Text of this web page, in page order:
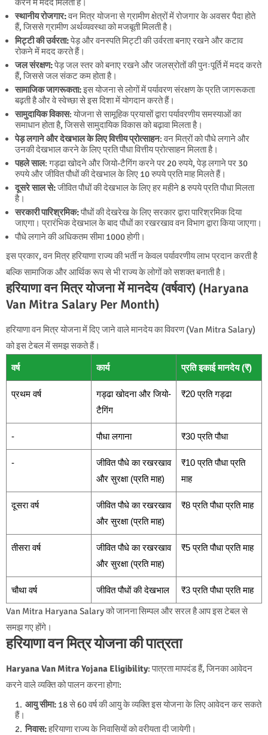
करने में मदद मिलती है।
स्थानीय रोजगार:वन मित्र योजना से ग्रामीण क्षेत्रों में रोजगार के अवसर पैदा होते
हैं, जिससे ग्रामीण अर्थव्यवस्था को मजबूती मिलती है।
मिट्टी की उर्वरता:पेड़ और वनस्पति मिट्टी की उर्वरता बनाए रखने और कटाव
रोकने में मदद करते हैं।
जल संरक्षण:पेड़ जल स्तर को बनाए रखने और जलस्रोतों की पुनःपूर्ति में मदद करते
हैं, जिससे जल संकट कम होता है।
सामाजिक जागरूकता:इस योजना से लोगों में पर्यावरण संरक्षण के प्रति जागरूकता
बढ़ती है और वे स्वेच्छा से इस दिशा में योगदान करते हैं।
सामुदायिक विकास: योजना से सामूहिक प्रयासों द्वारा पर्यावरणीय समस्याओं का
समाधान होता है, जिससे सामुदायिक विकास को बढ़ावा मिलता है।
पेड़ लगाने और देखभाल के लिए वित्तीय प्रोत्साहन: वन मित्रों को पौधे लगाने और
उनकी देखभाल करने के लिए प्रति पौधा वित्तीय प्रोत्साहन मिलता है।
पहले साल: गड्ढा खोदने और जियो-टैगिंग करने पर 20 रुपये, पेड़ लगाने पर 30
रुपये और जीवित पौधों की देखभाल के लिए 10 रुपये प्रति माह मिलते हैं।
दूसरे साल से:जीवित पौधों की देखभाल के लिए हर महीने 8 रुपये प्रति पौधा मिलता
है।
सरकारी पारिश्रमिक:पौधों की देखरेख के लिए सरकार द्वारा पारिश्रमिक दिया
जाएगा। प्रारंभिक देखभाल के बाद पौधों का रखरखाव वन विभाग द्वारा किया जाएगा।
पौधे लगाने की अधिकतम सीमा 1000 होगी।
इस प्रकार, वन मित्र हरियाणा राज्य की भर्ती न केवल पर्यावरणीय लाभ प्रदान करती है
बल्कि सामाजिक और आर्थिक रूप से भी राज्य के लोगों को सशक्त बनाती है।
हरियाणा वन मित्र योजना में मानदेय (वर्षवार) (Haryana
Van Mitra Salary Per Month)
हरियाणा वन मित्र योजना में दिए जाने वाले मानदेय का विवरण (Van Mitra Salary)
को इस टेबल में समझ सकते हैं।
वर्ष कार्य प्रति इकाई मानदेय (₹)
प्रथम वर्ष
गड्ढा खोदना और जियो-
टैगिंग
₹20 प्रति गड्ढा
- पौधा लगाना ₹30 प्रति पौधा
-
जीवित पौधे का रखरखाव
और सुरक्षा (प्रति माह)
₹10 प्रति पौधा प्रति
माह
दूसरा वर्ष
जीवित पौधे का रखरखाव
और सुरक्षा (प्रति माह)
₹8 प्रति पौधा प्रति माह
तीसरा वर्ष
जीवित पौधे का रखरखाव
और सुरक्षा (प्रति माह)
₹5 प्रति पौधा प्रति माह
चौथा वर्ष जीवित पौधों की देखभाल ₹3 प्रति पौधा प्रति माह
Van Mitra Haryana Salary को जानना सिम्पल और सरल है आप इस टेबल से
समझ गए होंगे।
हरियाणा वन मित्र योजना की पात्रता
Haryana Van Mitra Yojana Eligibility: पात्रता मापदंड हैं, जिनका आवेदन
करने वाले व्यक्ति को पालन करना होगा:
आयु सीमा: 18 से 60 वर्ष की आयु के व्यक्ति इस योजना के लिए आवेदन कर सकते
हैं।
निवास:हरियाणा राज्य के निवासियों को वरीयता दी जायेगी।